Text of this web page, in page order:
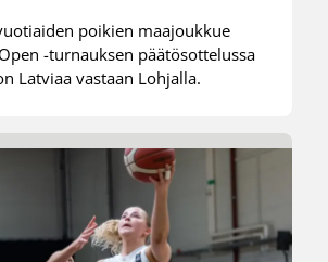
poikien maajoukkue
-turnauksen päätösottelussa
Latviaa vastaan Lohjalla.